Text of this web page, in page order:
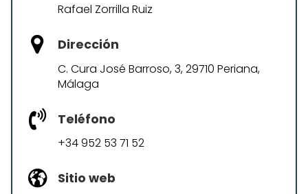
Rafael Zorrilla Ruiz
Dirección
C. Cura José Barroso, 3, 29710 Periana,
Málaga
Teléfono
+34 952 53 71 52
Sitio web